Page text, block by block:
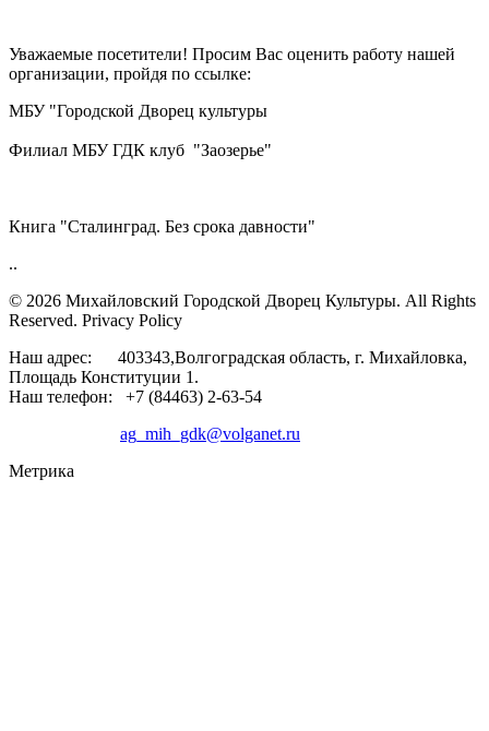
Уважаемые посетители! Просим Вас оценить работу нашей
организации, пройдя по ссылке:
МБУ "Городской Дворец культуры
Филиал МБУ ГДК клуб "Заозерье"
Книга "Сталинград. Без срока давности"
..
© 2026 Михайловский Городской Дворец Культуры. All Rights
Reserved. Privacy Policy
Наш адрес: 403343,Волгоградская область, г. Михайловка,
Площадь Конституции 1.
Наш телефон: +7 (84463) 2-63-54
ag_mih_gdk@volganet.ru
Метрика